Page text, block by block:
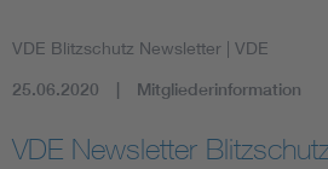
VDE Blitzschutz Newsletter | VDE
25.06.2020 Mitgliederinformation
VDE Newsletter